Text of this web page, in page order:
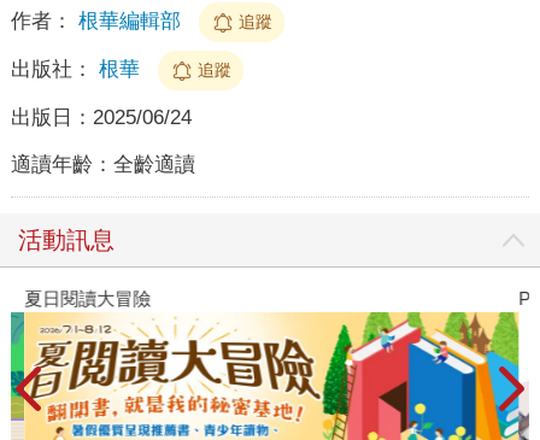
作者： 根華編輯部 追蹤
出版社： 根華 追蹤
出版日： 2025/06/24
適讀年齡： 全齡適讀
活動訊息
夏日閱讀大冒險